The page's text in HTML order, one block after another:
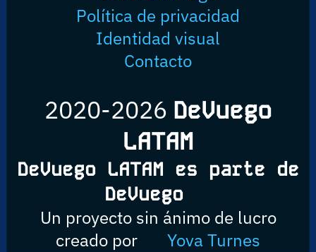
Política de privacidad
Identidad visual
Contacto
2020-2026 DeVuego
LATAM
DeVuego LATAM es parte de
DeVuego
Un proyecto sin ánimo de lucro
creado por
Yova Turnes